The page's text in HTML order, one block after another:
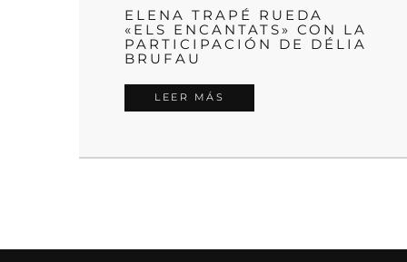
ELENA TRAPÉ RUEDA
«ELS ENCANTATS» CON LA
PARTICIPACIÓN DE DÉLIA
BRUFAU
LEER MÁS